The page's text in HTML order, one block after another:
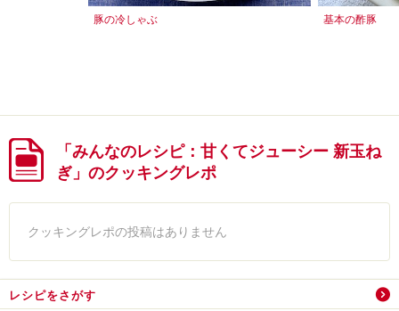
豚の冷しゃぶ 基本の酢豚
「みんなのレシピ：甘くてジューシー 新玉ね
ぎ」のクッキングレポ
クッキングレポの投稿はありません
レシピをさがす